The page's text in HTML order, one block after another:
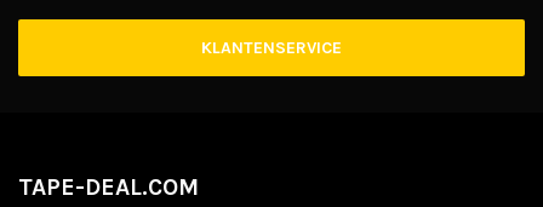
KLANTENSERVICE
TAPE-DEAL.COM